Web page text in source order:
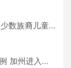
儿童存在差异
入紧急状态